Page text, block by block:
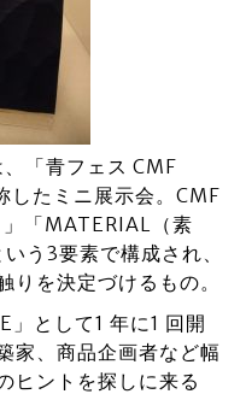
「青フェス CMF
たミニ展示会。CMF
「MATERIAL（素
う3要素で構成され、
りを決定づけるもの。
として1 年に1 回開
家、商品企画者など幅
ヒントを探しに来る